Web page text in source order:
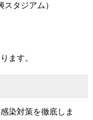
タジアム）
ます。
染対策を徹底しま